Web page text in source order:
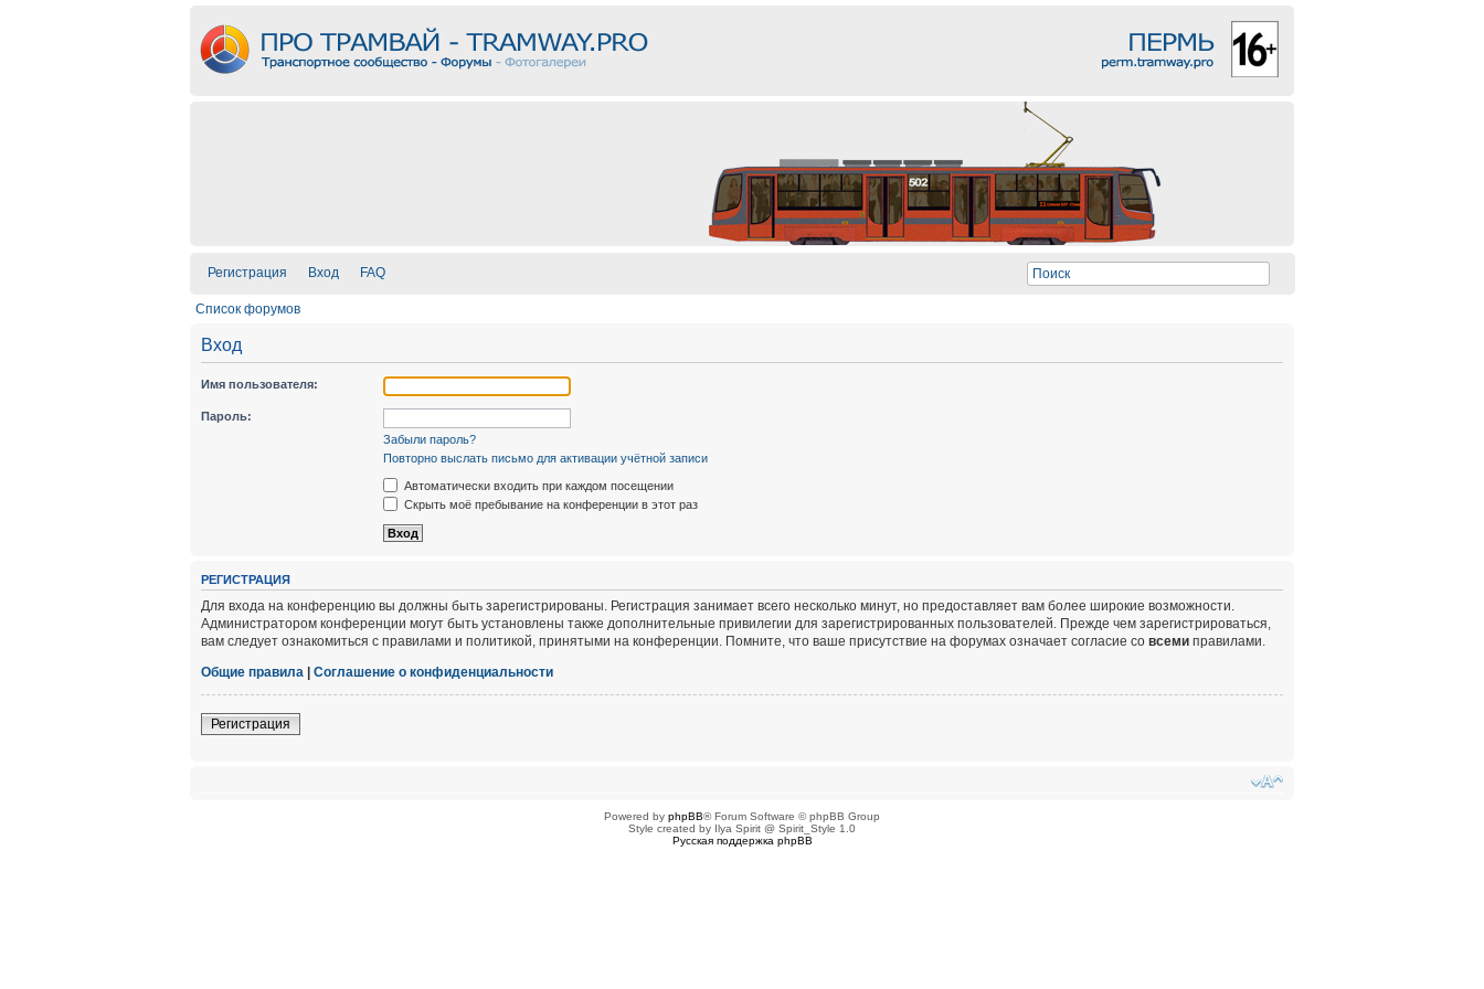
Регистрация Вход FAQ
Список форумов
Вход
Имя пользователя:
Пароль:
Забыли пароль?
Повторно выслать письмо для активации учётной записи
Автоматически входить при каждом посещении
Скрыть моё пребывание на конференции в этот раз
РЕГИСТРАЦИЯ
Для входа на конференцию вы должны быть зарегистрированы. Регистрация занимает всего несколько минут, но предоставляет вам более широкие возможности.
Администратором конференции могут быть установлены также дополнительные привилегии для зарегистрированных пользователей. Прежде чем зарегистрироваться,
вам следует ознакомиться с правилами и политикой, принятыми на конференции. Помните, что ваше присутствие на форумах означает согласие со всеми правилами.
Общие правила | Соглашение о конфиденциальности
Регистрация
Powered by phpBB® Forum Software © phpBB Group
Style created by Ilya Spirit @ Spirit_Style 1.0
Русская поддержка phpBB